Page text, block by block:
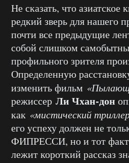
Не сказать, что азиатское
редкий зверь для нашего
почти все предыдущие
собой слишком
профильного зрителя
Определенную
изменить фильм
режиссер Ли Чхан-дон
как «мистический
его успеху должен не
ФИПРЕССИ, но и тот факт,
лежит короткий рассказ